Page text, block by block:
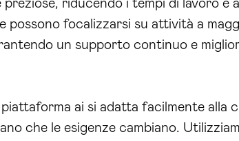
riducendo i tempi di lavoro e
possono focalizzarsi su attività a
un supporto continuo e
ai si adatta facilmente alla
che le esigenze cambiano.